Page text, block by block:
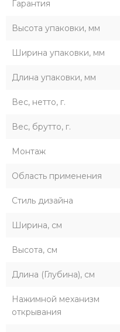
Гарантия
Высота упаковки, мм
Ширина упаковки, мм
Длина упаковки, мм
Вес, нетто, г.
Вес, брутто, г.
Монтаж
Область применения
Стиль дизайна
Ширина, см
Высота, см
Длина (Глубина), см
Нажимной механизм
открывания